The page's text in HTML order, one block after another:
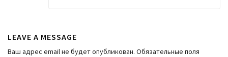
LEAVE A MESSAGE
Ваш адрес email не будет опубликован. Обязательные поля